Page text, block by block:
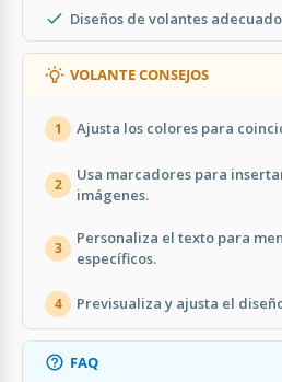
Diseños de volantes
VOLANTE CONSEJOS
1 Ajusta los colores para
2
Usa marcadores para
imágenes.
3
Personaliza el texto para
específicos.
4 Previsualiza y ajusta el
FAQ